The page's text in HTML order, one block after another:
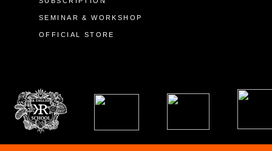
SEMINAR & WORKSHOP
OFFICIAL STORE